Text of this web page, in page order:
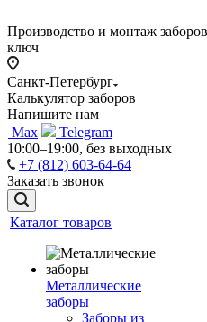
Производство и монтаж
ключ
Санкт-Петербург
Калькулятор заборов
Напишите нам
Max
Telegram
10:00–19:00, без выходных
+7 (812) 603-64-64
Заказать звонок
Каталог товаров
Металлические
заборы
Заборы из